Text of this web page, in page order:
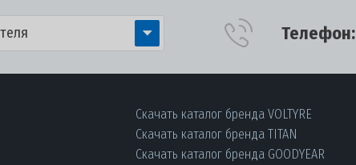
Телефон:
Скачать каталог бренда VOLTYRE
Скачать каталог бренда TITAN
Скачать каталог бренда GOODYEAR